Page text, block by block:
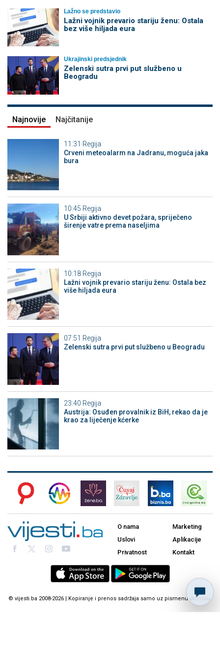
Lažno se predstavio
Lažni vojnik prevario stariju ženu: Ostala
bez više hiljada eura
Ukrajinski predsjednik
Zelenski sutra prvi put službeno u
Beogradu
Najnovije Najčitanije
11:31 Regija
Crveni meteoalarm na Jadranu, moguća jaka
bura
10:45 Regija
U Srbiji aktivno devet požara, spriječeno
širenje vatre prema naseljima
10:18 Regija
Lažni vojnik prevario stariju ženu: Ostala bez
više hiljada eura
07:51 Regija
Zelenski sutra prvi put službeno u Beogradu
23:40 Regija
Austrija: Osuđen provalnik iz BiH, rekao da je
krao za liječenje kćerke
O nama
Uslovi
Privatnost
Marketing
Aplikacije
Kontakt
© vijesti.ba 2008-2026 | Kopiranje i prenos sadržaja samo uz pismenu dozvolu.